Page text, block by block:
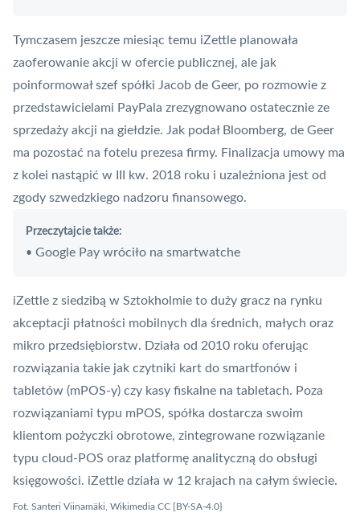
Tymczasem jeszcze miesiąc temu iZettle planowała
zaoferowanie akcji w ofercie publicznej, ale jak
poinformował szef spółki Jacob de Geer, po rozmowie z
przedstawicielami PayPala zrezygnowano ostatecznie ze
sprzedaży akcji na giełdzie. Jak podał Bloomberg, de Geer
ma pozostać na fotelu prezesa firmy. Finalizacja umowy ma
z kolei nastąpić w III kw. 2018 roku i uzależniona jest od
zgody szwedzkiego nadzoru finansowego.
Przeczytajcie także:
• Google Pay wróciło na smartwatche
iZettle z siedzibą w Sztokholmie to duży gracz na rynku
akceptacji płatności mobilnych dla średnich, małych oraz
mikro przedsiębiorstw. Działa od 2010 roku oferując
rozwiązania takie jak czytniki kart do smartfonów i
tabletów (mPOS-y) czy kasy fiskalne na tabletach. Poza
rozwiązaniami typu mPOS, spółka dostarcza swoim
klientom pożyczki obrotowe, zintegrowane rozwiązanie
typu cloud- POS oraz platformę analityczną do obsługi
księgowości. iZettle działa w 12 krajach na całym świecie.
Fot. Santeri Viinamäki, Wikimedia CC [BY-SA-4.0}